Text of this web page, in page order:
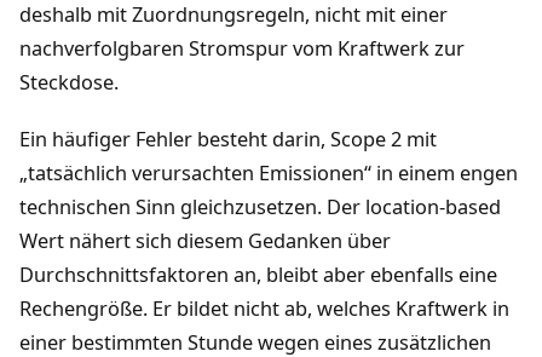
deshalb mit Zuordnungsregeln, nicht mit einer
nachverfolgbaren Stromspur vom Kraftwerk zur
Steckdose.
Ein häufiger Fehler besteht darin, Scope 2 mit
„tatsächlich verursachten Emissionen“ in einem engen
technischen Sinn gleichzusetzen. Der location-based
Wert nähert sich diesem Gedanken über
Durchschnittsfaktoren an, bleibt aber ebenfalls eine
Rechengröße. Er bildet nicht ab, welches Kraftwerk in
einer bestimmten Stunde wegen eines zusätzlichen